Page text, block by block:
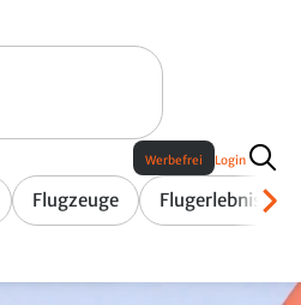
Flugzeuge Flugerlebnis
Werbefrei Login